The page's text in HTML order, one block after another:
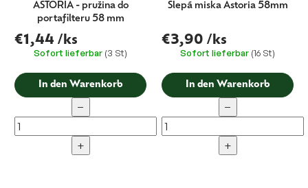
ASTORIA - pružina do
portafilteru 58 mm
€1,44 /ks
Sofort lieferbar (3 St)
In den Warenkorb
−
+
Slepá miska Astoria 58mm
€3,90 /ks
Sofort lieferbar (16 St)
In den Warenkorb
−
+